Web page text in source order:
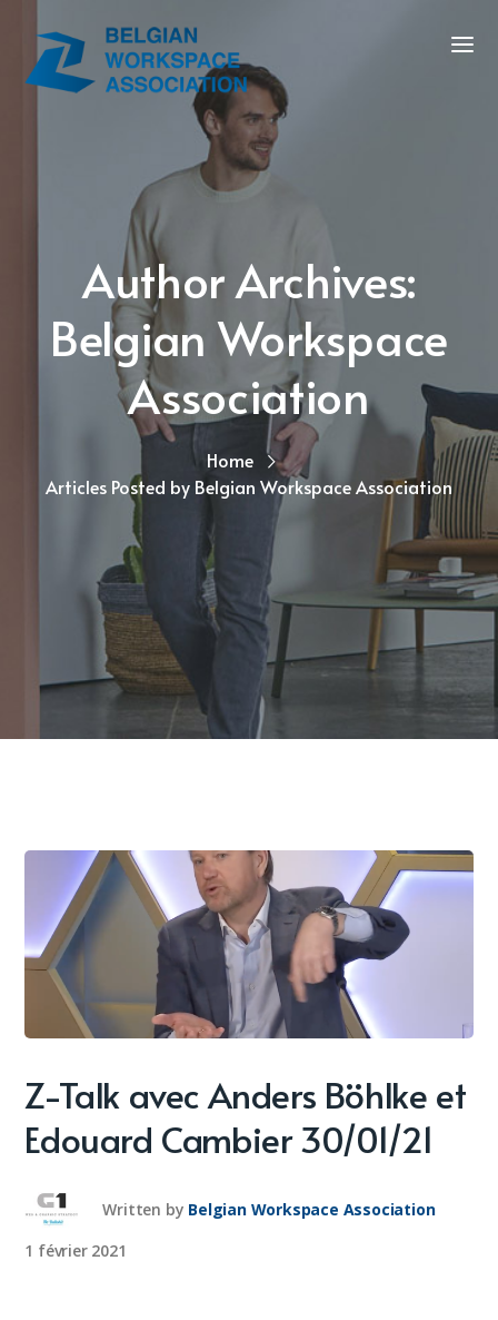
Author Archives:
Belgian Workspace
Association
Home
Articles Posted by Belgian Workspace Association
Z-Talk avec Anders Böhlke et
Edouard Cambier 30/01/21
Written by Belgian Workspace Association
1 février 2021